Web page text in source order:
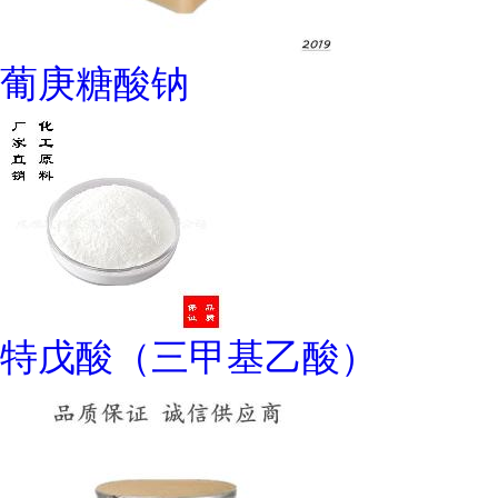
葡庚糖酸钠
特戊酸（三甲基乙酸）